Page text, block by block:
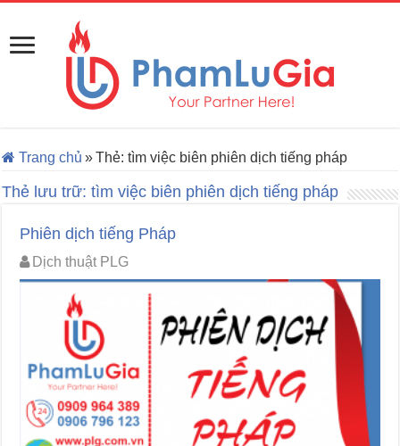
Trang chủ »Thẻ:tìm việc biên phiên dịch tiếng pháp
Thẻ lưu trữ:tìm việc biên phiên dịch tiếng pháp
Phiên dịch tiếng Pháp
Dịch thuật PLG